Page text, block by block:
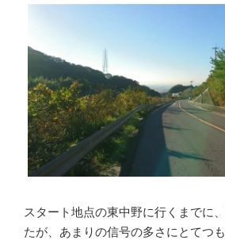
スタート地点の東中野に行くまでに
たが、あまりの信号の多さにとてつ